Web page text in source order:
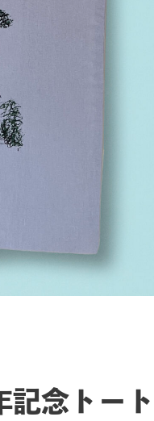
念トー